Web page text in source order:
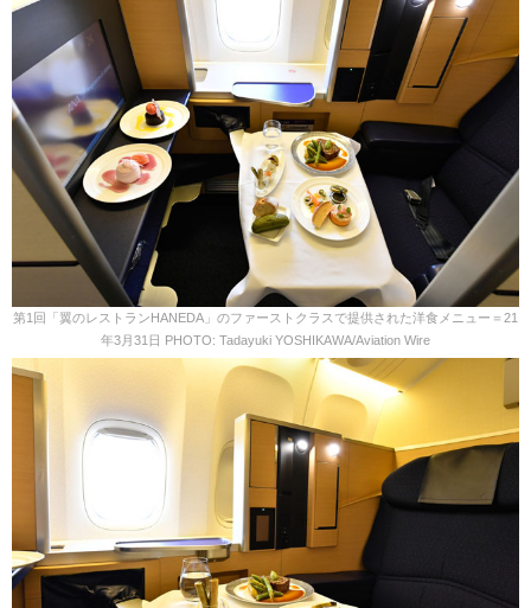
第1回「翼のレストランHANEDA」のファーストクラスで提供された洋食メニュー＝21
年3月31日 PHOTO: Tadayuki YOSHIKAWA/Aviation Wire